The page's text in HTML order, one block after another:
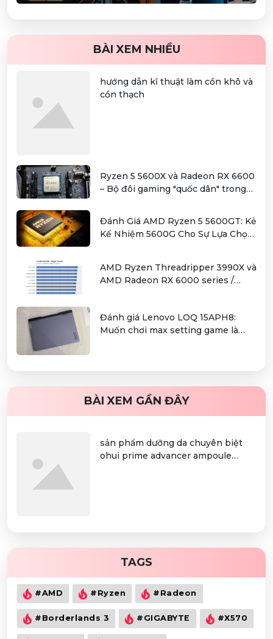
BÀI XEM NHIỀU
hướng dẫn kĩ thuật làm cồn khô và
cồn thạch
Ryzen 5 5600X và Radeon RX 6600
– Bộ đôi gaming "quốc dân" trong
Đánh Giá AMD Ryzen 5 5600GT: Kẻ
Kế Nhiệm 5600G Cho Sự Lựa Chọn
AMD Ryzen Threadripper 3990X và
AMD Radeon RX 6000 series /
làm đồ hoạ chuyên nghiệp
Đánh giá Lenovo LOQ 15APH8:
Muốn chơi max setting game là
BÀI XEM GẦN ĐÂY
sản phẩm dưỡng da chuyên biệt
ohui prime advancer ampoule
TAGS
#AMD #Ryzen #Radeon
#Borderlands 3 #GIGABYTE #X570